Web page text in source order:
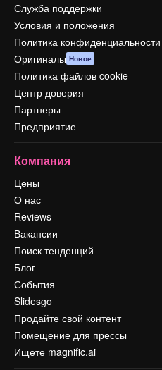
Служба поддержки
Условия и положения
Политика конфиденциальности
Оригиналы Новое
Политика файлов cookie
Центр доверия
Партнеры
Предприятие
Компания
Цены
О нас
Reviews
Вакансии
Поиск тенденций
Блог
События
Slidesgo
Продайте свой контент
Помещение для прессы
Ищете magnific.ai